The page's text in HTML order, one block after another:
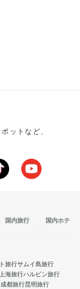
ットなど、
国内旅行 国内ホテル
旅行サムイ島旅行
海旅行ハルビン旅行
成都旅行昆明旅行